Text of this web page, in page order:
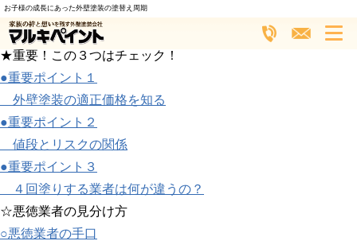
お子様の成長にあった外壁塗装の塗替え周期
外壁塗装で失敗しない３つのポイント
メニュー
★重要！この３つはチェック！
●重要ポイント１
外壁塗装の適正価格を知る
●重要ポイント２
値段とリスクの関係
●重要ポイント３
４回塗りする業者は何が違うの？
☆悪徳業者の見分け方
○悪徳業者の手口